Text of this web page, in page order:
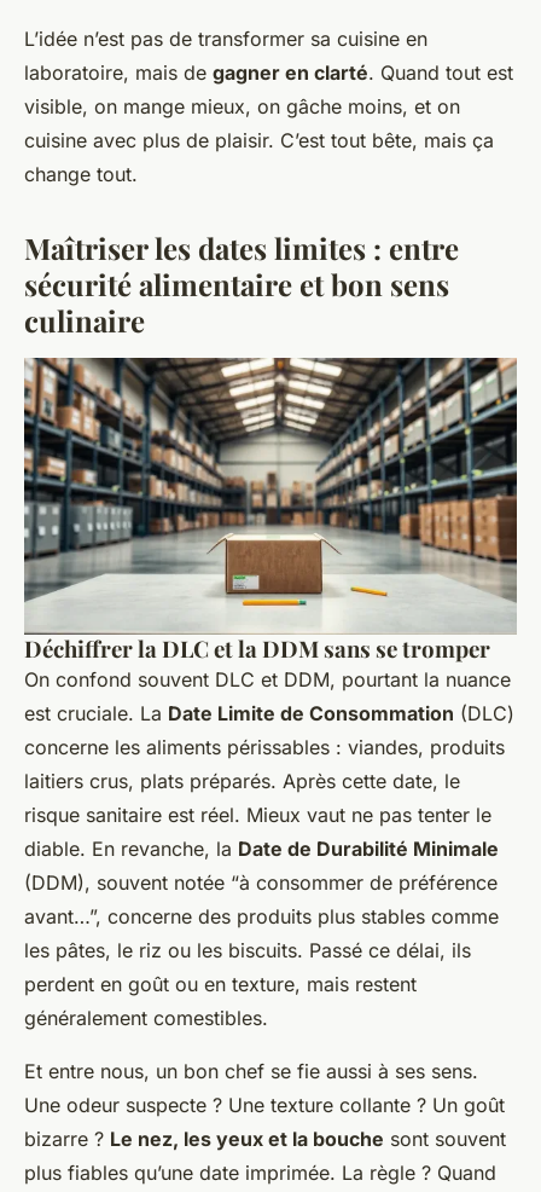
L’idée n’est pas de transformer sa cuisine en
laboratoire, mais de gagner en clarté. Quand tout est
visible, on mange mieux, on gâche moins, et on
cuisine avec plus de plaisir. C’est tout bête, mais ça
change tout.
Maîtriser les dates limites : entre
sécurité alimentaire et bon sens
culinaire
Déchiffrer la DLC et la DDM sans se tromper
On confond souvent DLC et DDM, pourtant la nuance
est cruciale. La Date Limite de Consommation (DLC)
concerne les aliments périssables : viandes, produits
laitiers crus, plats préparés. Après cette date, le
risque sanitaire est réel. Mieux vaut ne pas tenter le
diable. En revanche, la Date de Durabilité Minimale
(DDM), souvent notée “à consommer de préférence
avant…”, concerne des produits plus stables comme
les pâtes, le riz ou les biscuits. Passé ce délai, ils
perdent en goût ou en texture, mais restent
généralement comestibles.
Et entre nous, un bon chef se fie aussi à ses sens.
Une odeur suspecte ? Une texture collante ? Un goût
bizarre ? Le nez, les yeux et la bouche sont souvent
plus fiables qu’une date imprimée. La règle ? Quand